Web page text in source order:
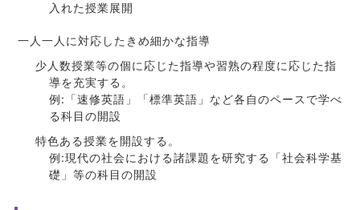
入れた授業展開
一人一人に対応したきめ細かな指導
少人数授業等の個に応じた指導や習熟の程度に応じた指
導を充実する。
例:「速修英語」「標準英語」など各自のペースで学べ
る科目の開設
特色ある授業を開設する。
例:現代の社会における諸課題を研究する「社会科学基
礎」等の科目の開設